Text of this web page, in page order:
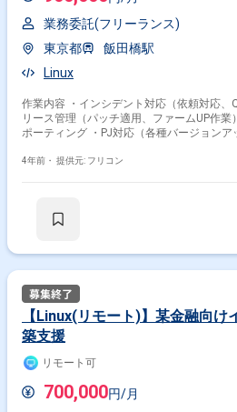
業務委託(フリーランス)
東京都
飯田橋駅
Linux
作業内容 ・インシデント対応（依頼対応、QA対
リース管理（パッチ適用、ファームUP作業） ・構成管理 ・性能分析／
ポーティング ・PJ対応（各種バージョ
4年前・ 提供元: フリコン
【Linux(リモート)】某金融向け
築支援
リモート可
700,000円/月